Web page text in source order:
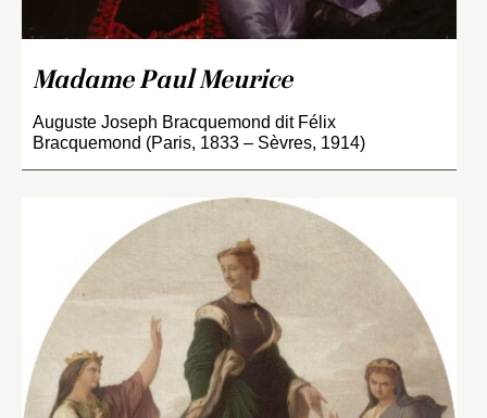
Madame Paul Meurice
Auguste Joseph Bracquemond dit Félix
Bracquemond (Paris, 1833 – Sèvres, 1914)